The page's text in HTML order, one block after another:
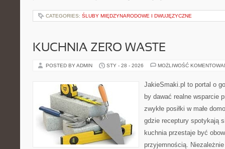
CATEGORIES: ŚLUBY MIĘDZYNARODOWE I DWUJĘZYCZNE
KUCHNIA ZERO WASTE
POSTED BY ADMIN STY - 28 - 2026 MOŻLIWOŚĆ
JakieSmaki.pl to portal o
by dawać realne wsparcie
zwykłe posiłki w małe
gdzie receptury spotykają
kuchnia przestaje być
przyjemnością.